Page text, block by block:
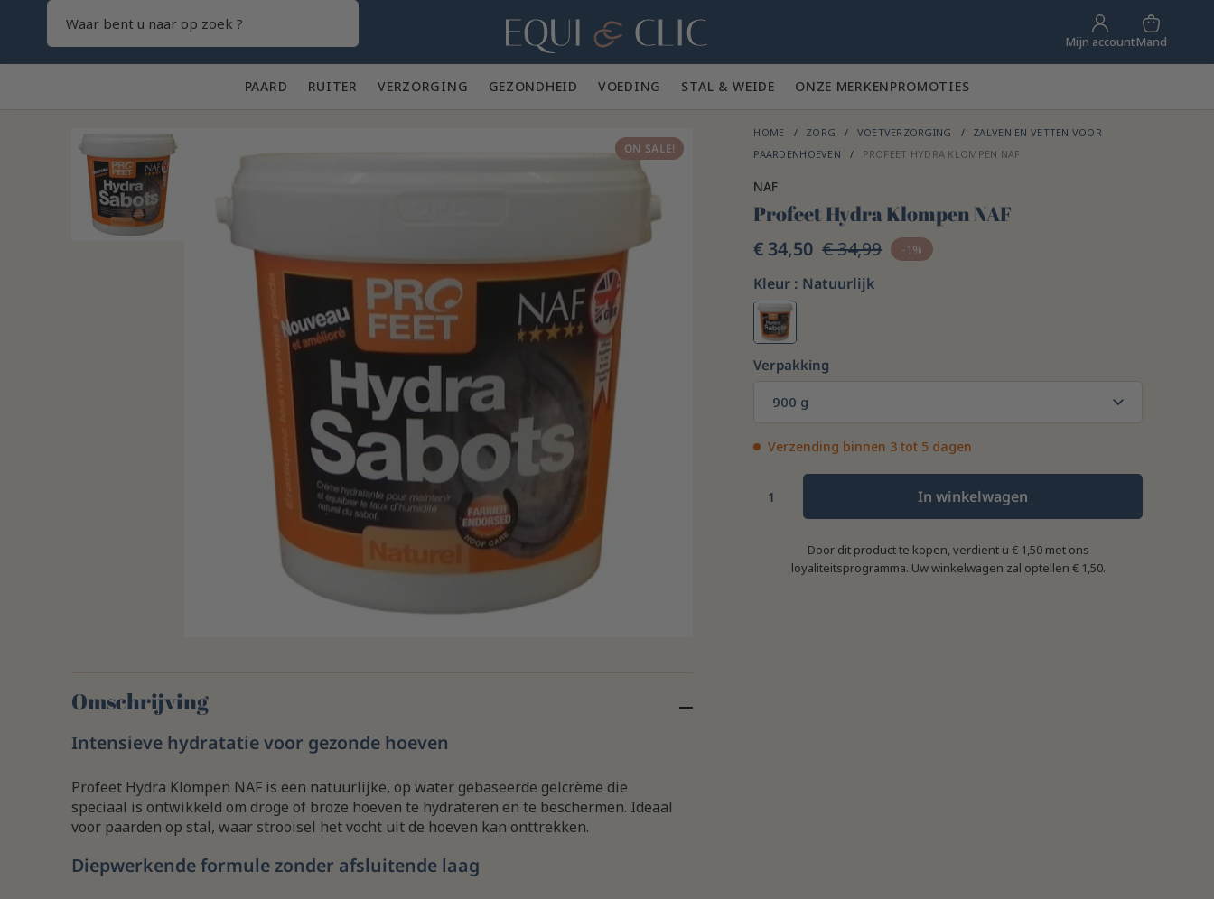
Home Mijn accountMand
PAARD 🐎 RUITER 👕VERZORGING 🪮 GEZONDHEID ✨VOEDING 🥕 STAL & WEIDE 🍃 ONZE MERKENPROMOTIES
ON SALE!
HOME ZORG VOETVERZORGING
ZALVEN EN VETTEN VOOR
PAARDENHOEVEN
PROFEET HYDRA KLOMPEN NAF
NAF
Profeet Hydra Klompen NAF
€ 34,50 € 34,99 -1%
Kleur : Natuurlijk
Verpakking
900 g
Verzending binnen 3 tot 5 dagen
In winkelwagen
Door dit product te kopen, verdient u € 1,50met ons
loyaliteitsprogramma. Uw winkelwagen zal optellen € 1,50.
Omschrijving
Intensieve hydratatie voor gezonde hoeven
Profeet Hydra Klompen NAF is een natuurlijke, op water gebaseerde gelcrème die
speciaal is ontwikkeld om droge of broze hoeven te hydrateren en te beschermen. Ideaal
voor paarden op stal, waar strooisel het vocht uit de hoeven kan onttrekken.
Diepwerkende formule zonder afsluitende laag